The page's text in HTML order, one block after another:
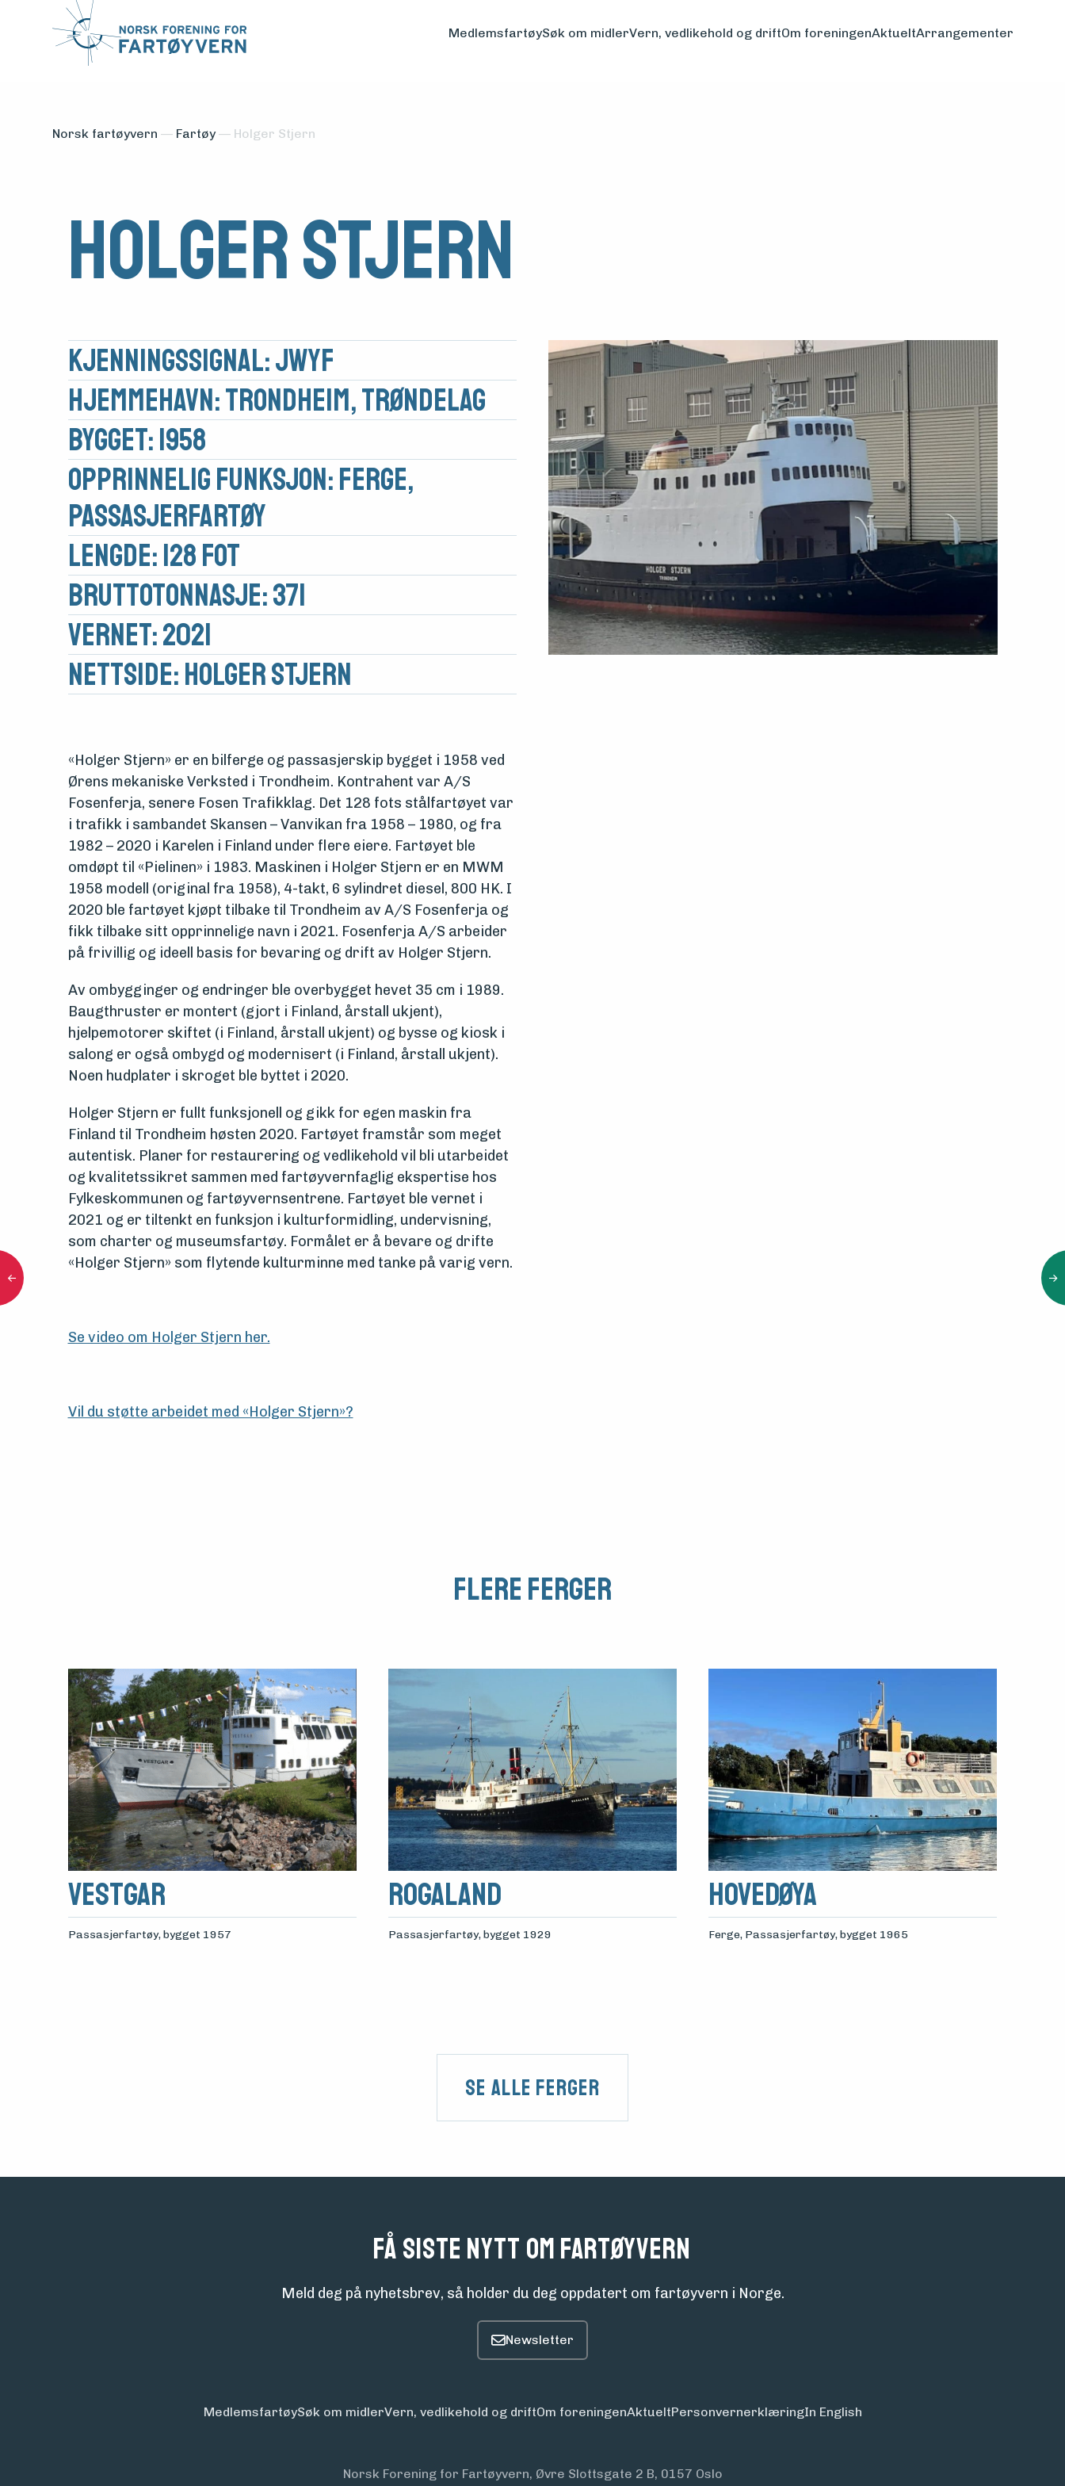
MedlemsfartøySøk om midlerVern, vedlikehold og driftOm foreningenAktueltArrangementer
Medlemsfartøy
Søk
midler
Vern,
drift
foreningen
Aktuelt
Arrangementer
Norsk fartøyvern — Fartøy — Holger Stjern
Holger Stjern
Kjennings­signal: JWYF
Hjemmehavn: Trondheim, Trøndelag
Bygget: 1958
Opprinnelig funksjon: Ferge,
Passasjerfartøy
Lengde: 128 fot
Brutto­tonnasje: 371
Vernet: 2021
Nettside:HOLGER STJERN
«Holger Stjern» er en bilferge og passasjerskip bygget i 1958 ved
Ørens mekaniske Verksted i Trondheim. Kontrahent var A/S
Fosenferja, senere Fosen Trafikklag. Det 128 fots stålfartøyet var
i trafikk i sambandet Skansen – Vanvikan fra 1958 – 1980, og fra
1982 – 2020 i Karelen i Finland under flere eiere. Fartøyet ble
omdøpt til «Pielinen» i 1983. Maskinen i Holger Stjern er en MWM
1958 modell (original fra 1958), 4-takt, 6 sylindret diesel, 800 HK. I
2020 ble fartøyet kjøpt tilbake til Trondheim av A/S Fosenferja og
fikk tilbake sitt opprinnelige navn i 2021. Fosenferja A/S arbeider
på frivillig og ideell basis for bevaring og drift av Holger Stjern.
Av ombygginger og endringer ble overbygget hevet 35 cm i 1989.
Baugthruster er montert (gjort i Finland, årstall ukjent),
hjelpemotorer skiftet (i Finland, årstall ukjent) og bysse og kiosk i
salong er også ombygd og modernisert (i Finland, årstall ukjent).
Noen hudplater i skroget ble byttet i 2020.
Holger Stjern er fullt funksjonell og gikk for egen maskin fra
Finland til Trondheim høsten 2020. Fartøyet framstår som meget
autentisk. Planer for restaurering og vedlikehold vil bli utarbeidet
og kvalitetssikret sammen med fartøyvernfaglig ekspertise hos
Fylkeskommunen og fartøyvernsentrene. Fartøyet ble vernet i
2021 og er tiltenkt en funksjon i kulturformidling, undervisning,
som charter og museumsfartøy. Formålet er å bevare og drifte
«Holger Stjern» som flytende kulturminne med tanke på varig vern.
Se video om Holger Stjern her.
Vil du støtte arbeidet med «Holger Stjern»?
Flere Ferger
Vestgar
Passasjerfartøy, bygget 1957
Rogaland
Passasjerfartøy, bygget 1929
HOVEDØYA
Ferge, Passasjerfartøy, bygget 1965
Se alle Ferger
Få siste nytt om fartøyvern
Meld deg på nyhetsbrev, så holder du deg oppdatert om fartøyvern i Norge.
MedlemsfartøySøk om midlerVern, vedlikehold og driftOm foreningenAktueltPersonvern­erklæringIn English
Norsk Forening for Fartøyvern, Øvre Slottsgate 2 B, 0157 Oslo